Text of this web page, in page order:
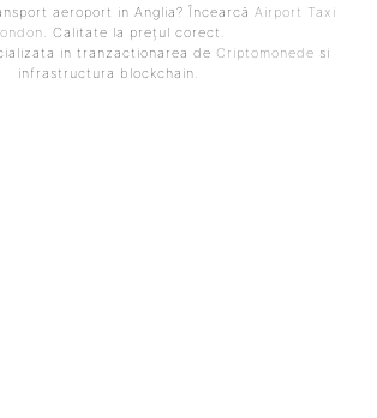
aeroport in Anglia? Încearcă Airport Taxi
. Calitate la prețul corect.
in tranzactionarea de Criptomonede si
infrastructura blockchain.